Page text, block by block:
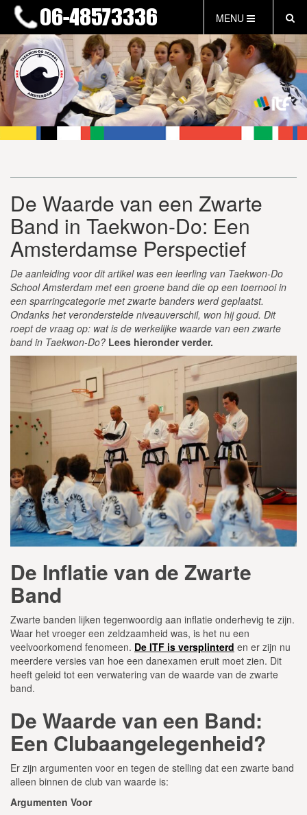
MENU
HOME
NIEUWS
LESTIJDEN & TARIEVEN
INFORMATIE
WAT IS TAEKWON-DO?
FAQ
INLOG LEDEN
EVENEMENTEN
GRATIS PROEFLES
De Waarde van een Zwarte
Band in Taekwon-Do: Een
Amsterdamse Perspectief
De aanleiding voor dit artikel was een leerling van Taekwon-Do
School Amsterdam met een groene band die op een toernooi in
een sparringcategorie met zwarte banders werd geplaatst.
Ondanks het veronderstelde niveauverschil, won hij goud. Dit
roept de vraag op: wat is de werkelijke waarde van een zwarte
band in Taekwon-Do? Lees hieronder verder.
De Inflatie van de Zwarte
Band
Zwarte banden lijken tegenwoordig aan inflatie onderhevig te zijn.
Waar het vroeger een zeldzaamheid was, is het nu een
veelvoorkomend fenomeen. De ITF is versplinterd en er zijn nu
meerdere versies van hoe een danexamen eruit moet zien. Dit
heeft geleid tot een verwatering van de waarde van de zwarte
band.
De Waarde van een Band:
Een Clubaangelegenheid?
Er zijn argumenten voor en tegen de stelling dat een zwarte band
alleen binnen de club van waarde is:
Argumenten Voor